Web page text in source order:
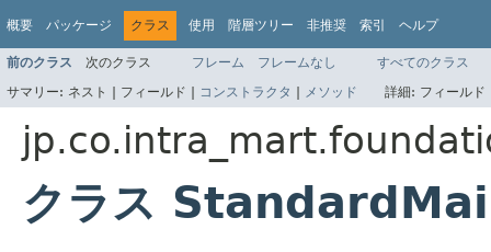
概要 パッケージ クラス 使用 階層ツリー 非推奨 索引 ヘルプ
前のクラス 次のクラス フレーム フレームなし
すべてのクラス
サマリー: ネスト | フィールド | コンストラクタ | メソッド 詳細: フィール
クラス